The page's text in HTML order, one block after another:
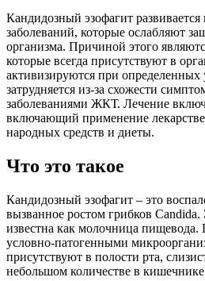
Кандидозный эзофагит
заболеваний, которые ослабляют
организма. Причиной этого
которые всегда присутствуют в
активизируются при определенных
затрудняется из-за схожести
заболеваниями ЖКТ. Лечение
включающий применение
народных средств и диеты.
Что это такое
Кандидозный эзофагит – это
вызванное ростом грибков Candida.
известна как молочница пищевода.
условно-патогенными
присутствуют в полости рта,
небольшом количестве в